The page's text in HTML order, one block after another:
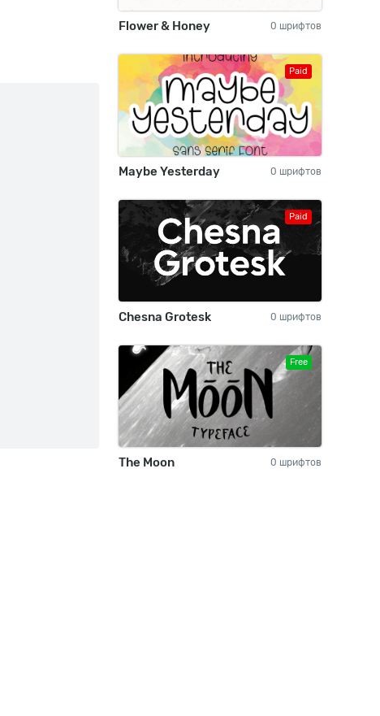
Flower & Honey 0 шрифтов
Paid
Maybe Yesterday 0 шрифтов
Paid
Chesna Grotesk 0 шрифтов
Free
The Moon 0 шрифтов